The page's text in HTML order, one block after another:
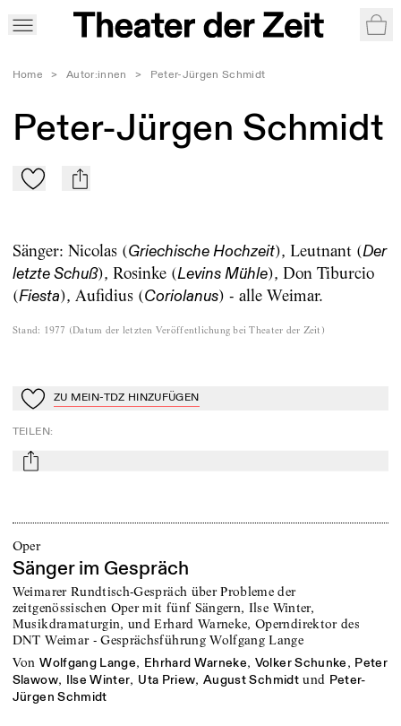
Home > Autor:innen > Peter-Jürgen Schmidt
Peter-Jürgen Schmidt
Zu Mein-TdZ hinzufügen
mail
Sänger: Nicolas (Griechische Hochzeit), Leutnant (Der
letzte Schuß), Rosinke (Levins Mühle), Don Tiburcio
(Fiesta), Aufidius (Coriolanus) - alle Weimar.
Stand: 1977 (Datum der letzten Veröffentlichung bei Theater der Zeit )
Zu Mein-TdZ hinzufügen
ZU MEIN-TDZ HINZUFÜGEN
TEILEN:
mail
Oper
Sänger im Gespräch
Weimarer Rundtisch-Gespräch über Probleme der
zeitgenössischen Oper mit fünf Sängern, Ilse Winter,
Musikdramaturgin, und Erhard Warneke, Operndirektor des
DNT Weimar - Gesprächsführung Wolfgang Lange
von Wolfgang Lange, Ehrhard Warneke, Volker Schunke, Peter
Slawow, Ilse Winter, Uta Priew,August Schmidt und Peter-
Jürgen Schmidt